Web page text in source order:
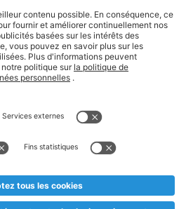
et mentions légales
temporairement et jusqu'à
bien étudié, nous serions
stock. Prix Recupel et TVA incl.
la forme masculine a été adoptée